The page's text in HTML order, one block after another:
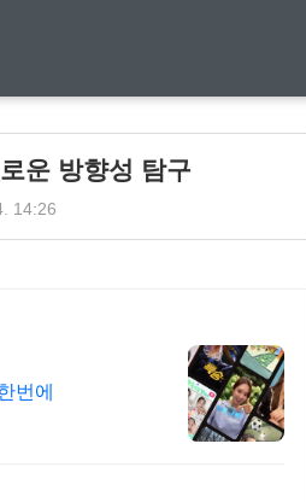
운 방향성 탐구
14:26
번에